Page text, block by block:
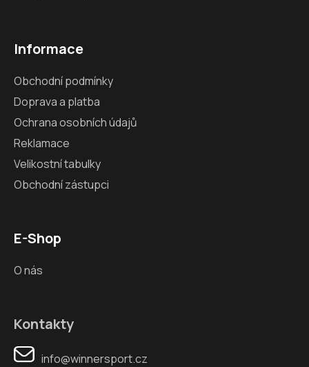
Informace
Obchodní podmínky
Doprava a platba
Ochrana osobních údajů
Reklamace
Velikostní tabulky
Obchodní zástupci
E-Shop
O nás
Kontakty
info@winnersport.cz